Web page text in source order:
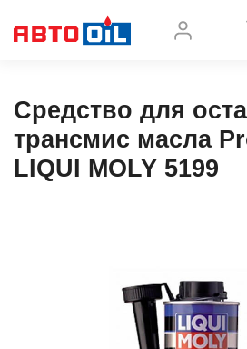
Средство для
трансмис масла
LIQUI MOLY 5199